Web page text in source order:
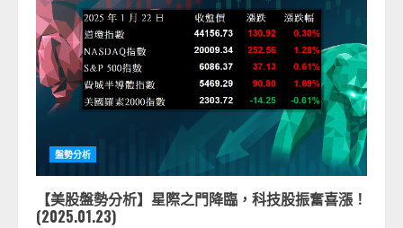
盤勢分析
【美股盤勢分析】星際之門降臨，科技股振奮喜漲！
(2025.01.23)